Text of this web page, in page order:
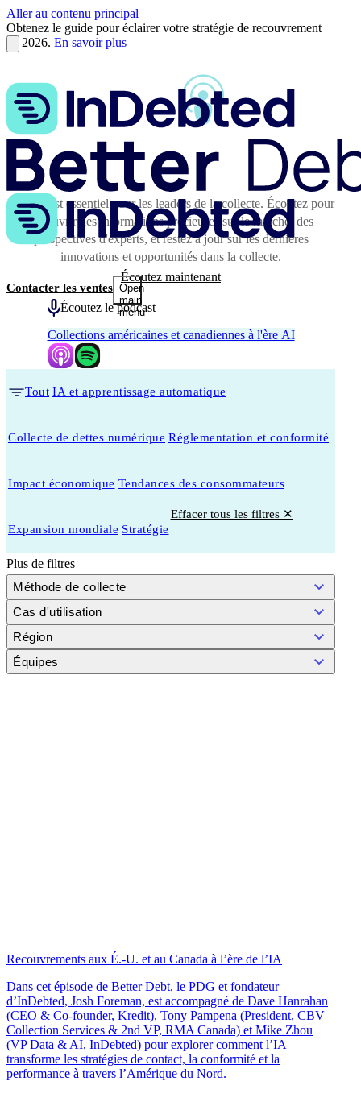
Aller au contenu principal
Obtenez le guide pour éclairer votre stratégie de recouvrement
en 2026. En savoir plus
Contacter les ventes Open
main
menu
Le podcast essentiel pour les leaders de la collecte. Écoutez pour
découvrir des informations précieuses sur le marché, des
perspectives d'experts, et restez à jour sur les dernières
innovations et opportunités dans la collecte.
Écoutez maintenant
Écoutez le podcast
Collections américaines et canadiennes à l'ère AI
Recouvrements aux É.-U. et au Canada à l’ère de l’IA
Dans cet épisode de Better Debt, le PDG et fondateur
d’InDebted, Josh Foreman, est accompagné de Dave Hanrahan
(CEO & Co-founder, Kredit), Tony Pampena (President, CBV
Collection Services & 2nd VP, RMA Canada) et Mike Zhou
(VP Data & AI, InDebted) pour explorer comment l’IA
transforme les stratégies de contact, la conformité et la
performance à travers l’Amérique du Nord.
Tout IA et apprentissage automatique
Collecte de dettes numérique Réglementation et conformité
Impact économique Tendances des consommateurs
Expansion mondiale Stratégie
Effacer tous les filtres ✕
Plus de filtres
Méthode de collecte
Cas d'utilisation
Région
Équipes